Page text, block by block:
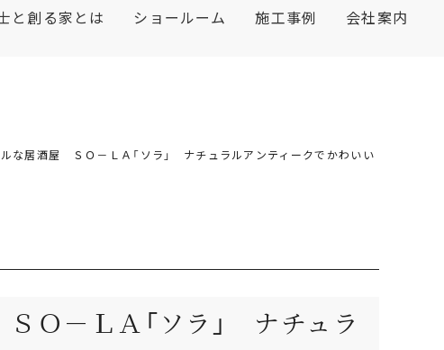
と創る家とは ショールーム 施工事例 会社案内
な居酒屋 ＳＯ－ＬＡ「ソラ」 ナチュラルアンティークでかわいい
Ｏ－ＬＡ「ソラ」 ナチュラ